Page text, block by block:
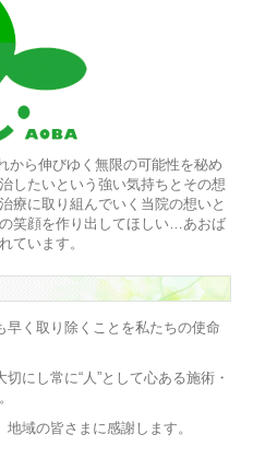
から伸びゆく無限の可能性を秘め
したいという強い気持ちとその想
療に取り組んでいく当院の想いと
笑顔を作り出してほしい…あおば
ています。
く取り除くことを私たちの使命
にし常に“人”として心ある施術・
域の皆さまに感謝します。